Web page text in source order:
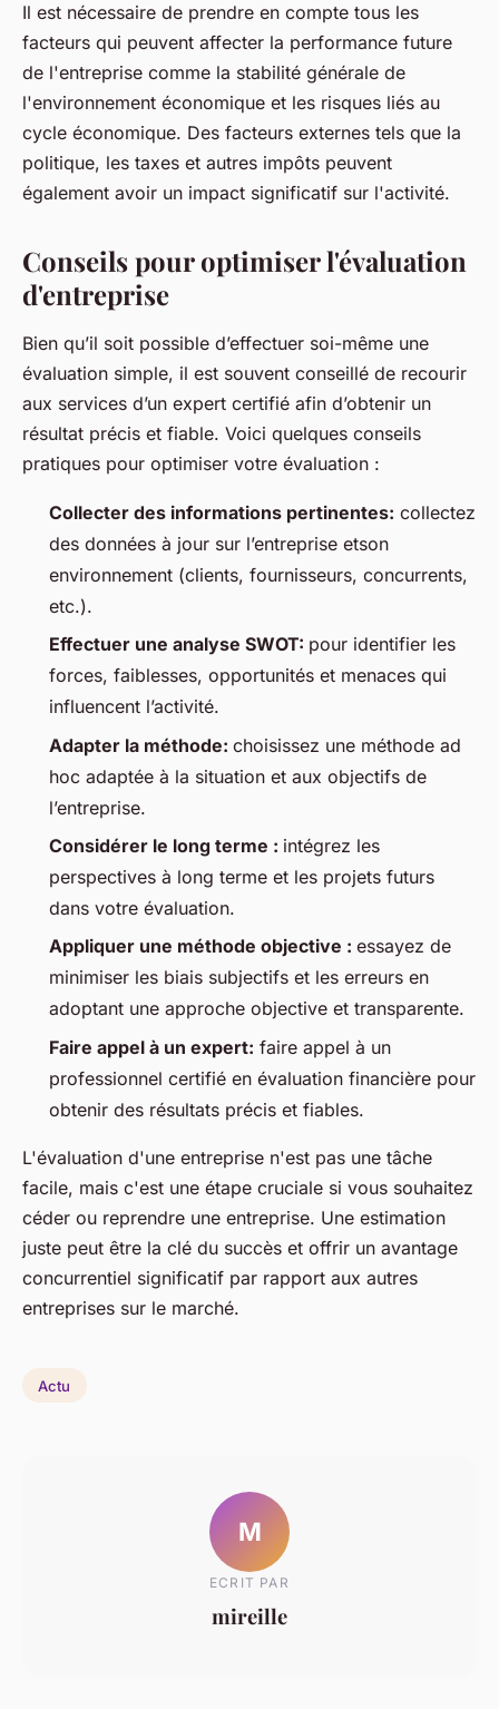
Il est nécessaire de prendre en compte tous les
facteurs qui peuvent affecter la performance future
de l'entreprise comme la stabilité générale de
l'environnement économique et les risques liés au
cycle économique. Des facteurs externes tels que la
politique, les taxes et autres impôts peuvent
également avoir un impact significatif sur l'activité.
Conseils pour optimiser l'évaluation
d'entreprise
Bien qu’il soit possible d’effectuer soi-même une
évaluation simple, il est souvent conseillé de recourir
aux services d’un expert certifié afin d’obtenir un
résultat précis et fiable. Voici quelques conseils
pratiques pour optimiser votre évaluation :
Collecter des informations pertinentes: collectez
des données à jour sur l’entreprise etson
environnement (clients, fournisseurs, concurrents,
etc.).
Effectuer une analyse SWOT: pour identifier les
forces, faiblesses, opportunités et menaces qui
influencent l’activité.
Adapter la méthode: choisissez une méthode ad
hoc adaptée à la situation et aux objectifs de
l’entreprise.
Considérer le long terme : intégrez les
perspectives à long terme et les projets futurs
dans votre évaluation.
Appliquer une méthode objective : essayez de
minimiser les biais subjectifs et les erreurs en
adoptant une approche objective et transparente.
Faire appel à un expert: faire appel à un
professionnel certifié en évaluation financière pour
obtenir des résultats précis et fiables.
L'évaluation d'une entreprise n'est pas une tâche
facile, mais c'est une étape cruciale si vous souhaitez
céder ou reprendre une entreprise. Une estimation
juste peut être la clé du succès et offrir un avantage
concurrentiel significatif par rapport aux autres
entreprises sur le marché.
Actu
M
ECRIT PAR
mireille